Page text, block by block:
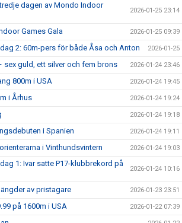
dagen av Mondo Indoor
2026-01-25 23:14
Games Gala 2026-01-25 09:39
2: 60m-pers för både Åsa och Anton 2026-01-25
sex guld, ett silver och fem brons 2026-01-24 23:46
800m i USA 2026-01-24 19:45
i Århus 2026-01-24 19:24
2026-01-24 19:18
i Spanien 2026-01-24 19:11
i Vinthundsvintern 2026-01-24 19:03
1: Ivar satte P17-klubbrekord på
2026-01-24 10:16
av pristagare 2026-01-23 23:51
på 1600m i USA 2026-01-22 07:39